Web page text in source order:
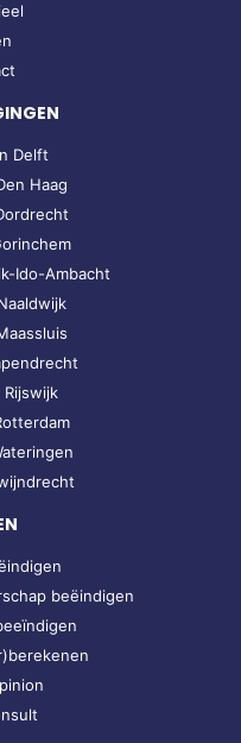
Delft
Haag
Ido-Ambacht
beëindigen